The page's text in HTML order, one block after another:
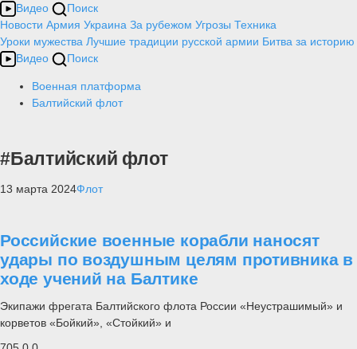
Видео
Поиск
Новости Армия Украина За рубежом Угрозы Техника
Уроки мужества Лучшие традиции русской армии Битва за историю
Видео
Поиск
Военная платформа
Балтийский флот
#Балтийский флот
13 марта 2024Флот
Российские военные корабли наносят
удары по воздушным целям противника в
ходе учений на Балтике
Экипажи фрегата Балтийского флота России «Неустрашимый» и
корветов «Бойкий», «Стойкий» и